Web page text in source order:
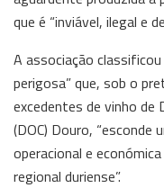
que é “inviável, ilegal e
A associação
perigosa” que, sob o
excedentes de vinho de
(DOC) Douro, “esconde
operacional e
regional duriense”.